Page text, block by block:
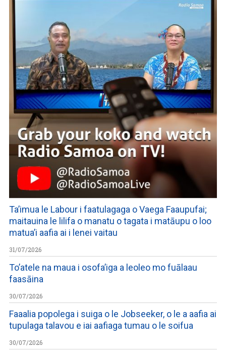
Ta’imua le Labour i faatulagaga o Vaega Faaupufai;
maitauina le lilifa o manatu o tagata i matāupu o loo
matua’i aafia ai i lenei vaitau
31/07/2026
To’atele na maua i osofa’iga a leoleo mo fuālaau
faasāina
30/07/2026
Faaalia popolega i suiga o le Jobseeker, o le a aafia ai
tupulaga talavou e iai aafiaga tumau o le soifua
30/07/2026